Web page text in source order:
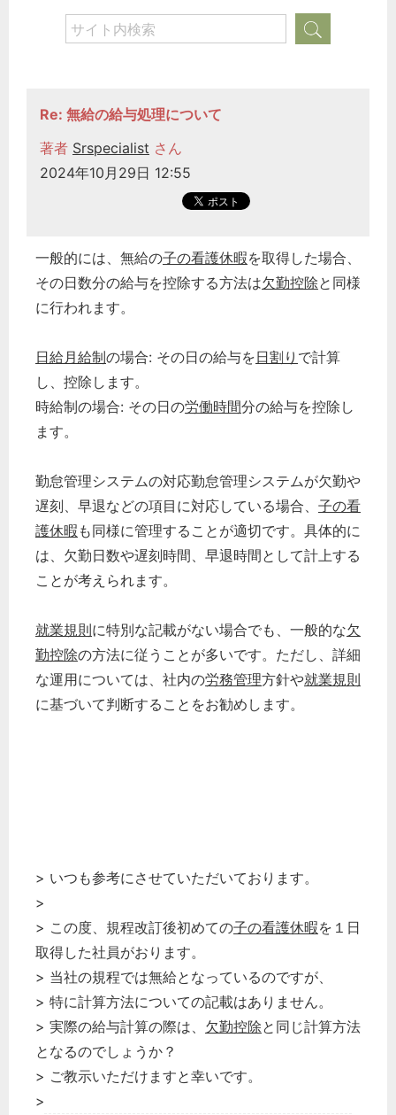
Re: 無給の給与処理について
著者 Srspecialist さん
2024年10月29日 12:55
一般的には、無給の子の看護休暇を取得した場合、
その日数分の給与を控除する方法は欠勤控除と同様
に行われます。
日給月給制の場合: その日の給与を日割り で計算
し、控除します。
時給制の場合: その日の労働時間分の給与を控除し
ます。
勤怠管理システムの対応勤怠管理システムが欠勤や
遅刻、早退などの項目に対応している場合、 子の看
護休暇 も同様に管理することが適切です。具体的に
は、欠勤日数や遅刻時間、早退時間として計上する
ことが考えられます。
就業規則に特別な記載がない場合でも、一般的な欠
勤控除の方法に従うことが多いです。ただし、詳細
な運用については、社内の労務管理方針や就業規則
に基づいて判断することをお勧めします。
> いつも参考にさせていただいております。
>
> この度、規程改訂後初めての子の看護休暇を１日
取得した社員がおります。
> 当社の規程では無給となっているのですが、
> 特に計算方法についての記載はありません。
> 実際の給与計算の際は、 欠勤控除と同じ計算方法
となるのでしょうか？
> ご教示いただけますと幸いです。
>